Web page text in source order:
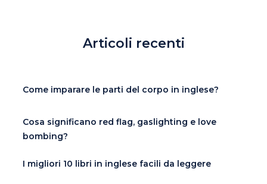
Articoli recenti
Come imparare le parti del corpo in inglese?
Cosa significano red flag, gaslighting e love
bombing?
I migliori 10 libri in inglese facili da leggere